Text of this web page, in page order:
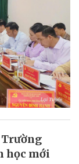
Trường
học mới